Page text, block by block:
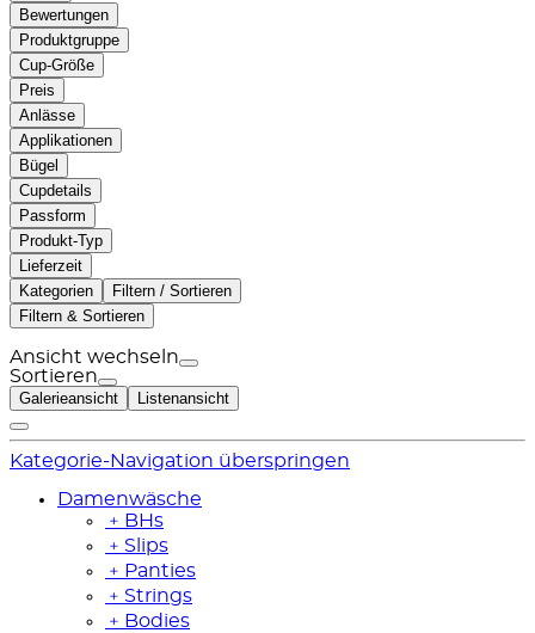
Bewertungen
Produktgruppe
Cup-Größe
Preis
Anlässe
Applikationen
Bügel
Cupdetails
Passform
Produkt-Typ
Lieferzeit
Kategorien
Filtern / Sortieren
Filtern & Sortieren
Ansicht wechseln
Sortieren
Galerieansicht Listenansicht
Kategorie-Navigation überspringen
Damenwäsche
﹢ BHs
﹢ Slips
﹢ Panties
﹢ Strings
﹢ Bodies